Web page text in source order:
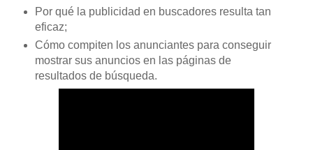
Por qué la publicidad en buscadores resulta tan
eficaz;
Cómo compiten los anunciantes para conseguir
mostrar sus anuncios en las páginas de
resultados de búsqueda.